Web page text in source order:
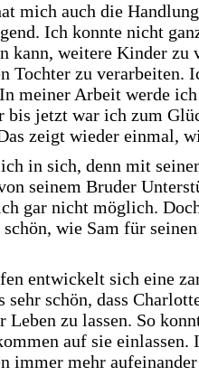
mich auch die
Ich konnte nicht
kann, weitere Kinder
Tochter zu verarbeiten.
meiner Arbeit werde
jetzt war ich zum
zeigt wieder einmal,
in sich, denn mit
seinem Bruder
gar nicht möglich.
wie Sam für
entwickelt sich eine
sehr schön, dass
zu lassen. So
auf sie einlassen.
immer mehr